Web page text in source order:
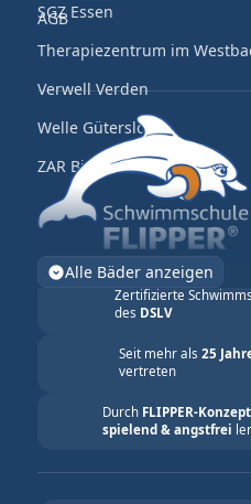
SGZ Essen
Therapiezentrum im
Verwell Verden
Welle Gütersloh
ZAR Bielefeld
Alle Bäder anzeigen
AGB
Zertifizierte
des DSLV
Seit mehr als25
vertreten
Durch FLIPPER-Konzept
spielend & angstfrei